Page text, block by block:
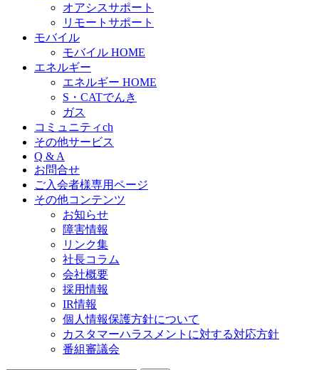
オアシスサポート
リモートサポート
モバイル
モバイル HOME
エネルギー
エネルギー HOME
S・CATでんき
ガス
コミュニティch
その他サービス
Q & A
お問合せ
ご入会者様専用ページ
その他コンテンツ
お知らせ
障害情報
リンク集
社長コラム
会社概要
採用情報
IR情報
個人情報保護方針について
カスタマーハラスメントに対する対応方針
番組審議会